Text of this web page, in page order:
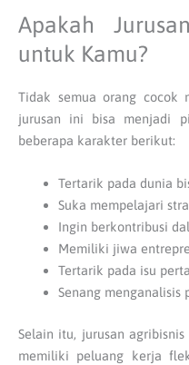
Apakah
untuk Kamu?
Tidak semua orang cocok
jurusan ini bisa menjadi
beberapa karakter berikut:
Tertarik pada dunia
Suka mempelajari
Ingin berkontribusi
Memiliki jiwa
Tertarik pada isu
Senang menganalisis
Selain itu, jurusan
memiliki peluang kerja